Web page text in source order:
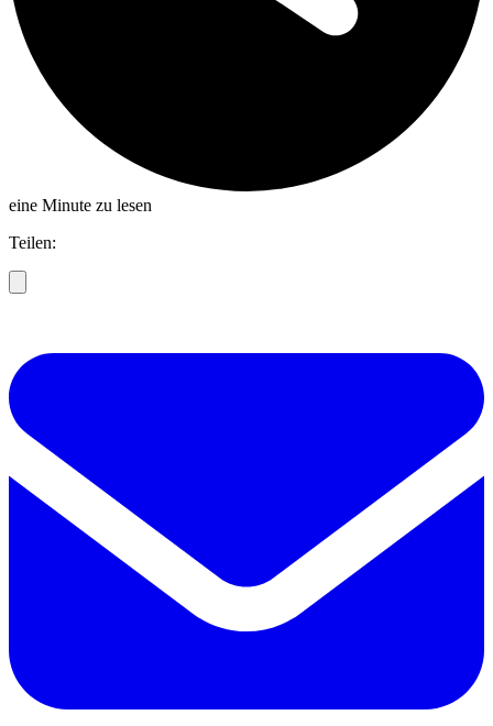
eine Minute zu lesen
Teilen: